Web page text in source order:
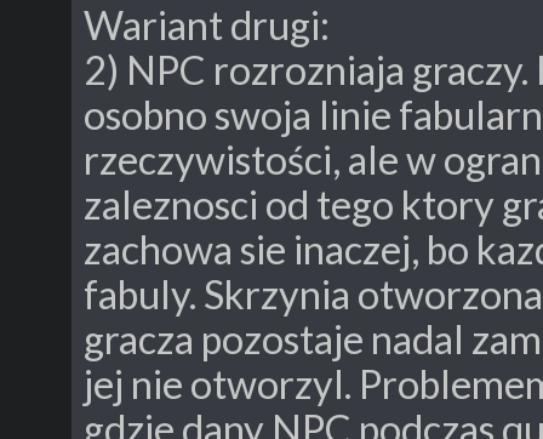
Wariant drugi:
2) NPC rozrozniaja
osobno swoja linie
rzeczywistości, ale w
zaleznosci od tego ktory
zachowa sie inaczej, bo
fabuly. Skrzynia
gracza pozostaje nadal
jej nie otworzyl.
gdzie dany NPC podczas